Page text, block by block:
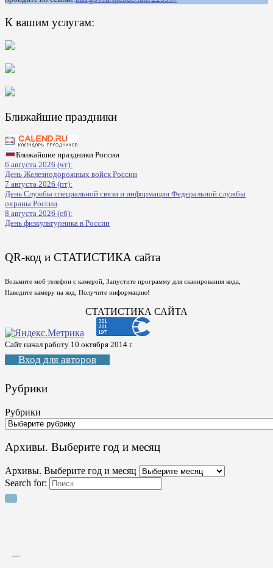
К вашим услугам:
Ближайшие праздники
Ближайшие праздники России
6 августа 2026 (чт):
День Железнодорожных войск России
7 августа 2026 (пт):
День Службы специальной связи и информации Федеральной службы
охраны России
8 августа 2026 (сб):
День физкультурника в России
QR-код и СТАТИСТИКА сайта
Возьмите моб телефон с камерой, Запустите программу для сканирования кода,
Наведите камеру на код, Получите информацию!
СТАТИСТИКА САЙТА
Сайт начал работу 10 октября 2014 г.
Вход для авторов
Рубрики
Рубрики
Архивы. Выберите год и месяц
Архивы. Выберите год и месяц
Search for: